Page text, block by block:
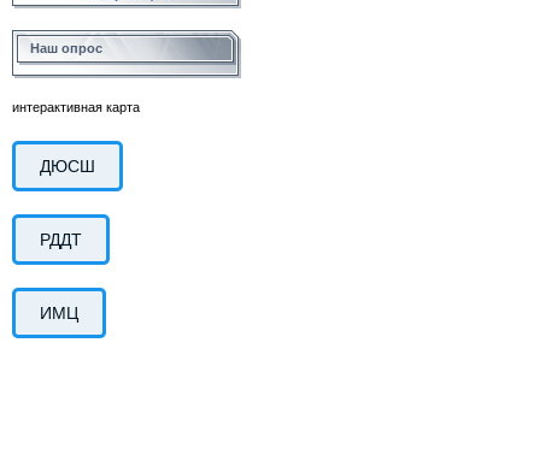
Наш опрос
интерактивная карта
ДЮСШ
РДДТ
ИМЦ